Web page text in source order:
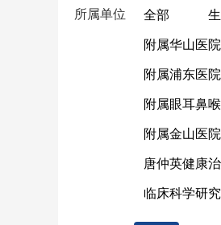
所属单位 全部
附属华山医院
附属浦东医院
附属眼耳鼻
附属金山医院
唐仲英健康
临床科学研